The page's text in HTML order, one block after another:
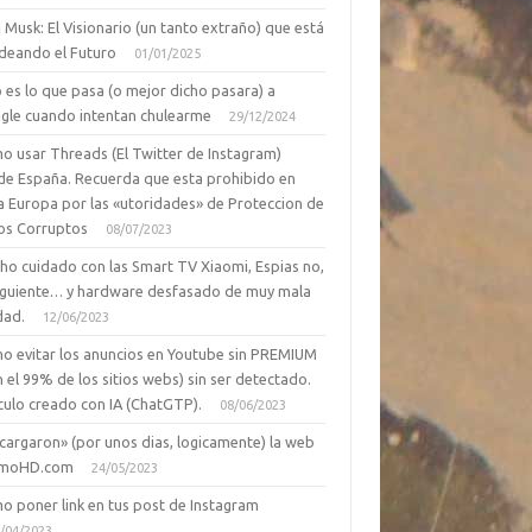
Musk: El Visionario (un tanto extraño) que está
el Futuro
01/01/2025
es lo que pasa (o mejor dicho pasara) a
cuando intentan chulearme
29/12/2024
usar Threads (El Twitter de Instagram)
España. Recuerda que esta prohibido en
Europa por las «utoridades» de Proteccion de
Corruptos
08/07/2023
cuidado con las Smart TV Xiaomi, Espias no,
y hardware desfasado de muy mala
12/06/2023
evitar los anuncios en Youtube sin PREMIUM
el 99% de los sitios webs) sin ser detectado.
creado con IA (ChatGTP).
08/06/2023
(por unos dias, logicamente) la web
24/05/2023
poner link en tus post de Instagram